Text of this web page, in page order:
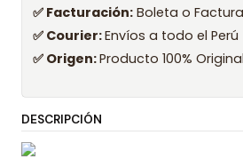
✅ Facturación: Boleta o Factura
✅ Courier:Envíos a todo el Perú
✅ Origen:Producto 100%
DESCRIPCIÓN